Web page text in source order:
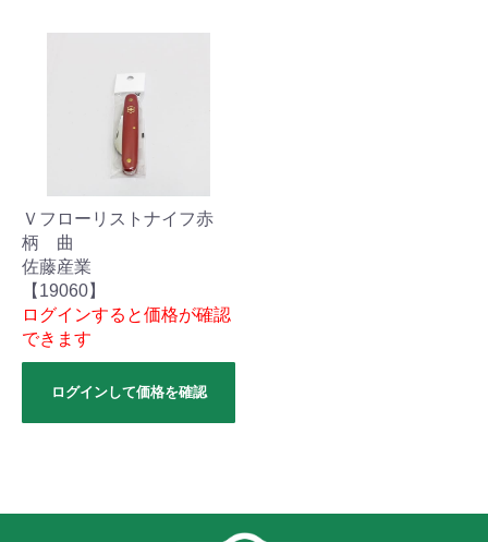
Ｖフローリストナイフ赤
柄 曲
佐藤産業
【19060】
ログインすると価格が確認
できます
ログインして価格を確認